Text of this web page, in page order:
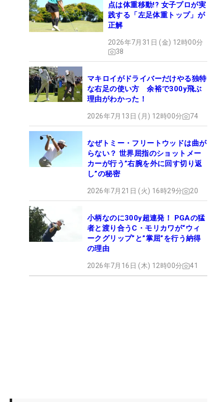
点は体重移動!? 女子プロが実
践する「左足体重トップ」が
正解
2026年7月31日 (金) 12時00分
38
マキロイがドライバーだけやる独特
な右足の使い方 余裕で300y飛ぶ
理由がわかった！
2026年7月13日 (月) 12時00分 74
なぜトミー・フリートウッドは曲が
らない？ 世界屈指のショットメー
カーが行う”右腕を外に回す切り返
し”の秘密
2026年7月21日 (火) 16時29分 20
小柄なのに300y超連発！ PGAの猛
者と渡り合うC・モリカワが“ウィ
ークグリップ”と”掌屈”を行う納得
の理由
2026年7月16日 (木) 12時00分 41